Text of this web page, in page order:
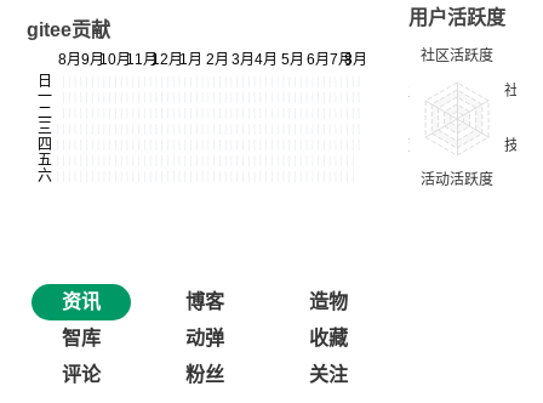
gitee贡献
用户活跃度
资讯 博客
造物
智库
动弹
收藏
评论
粉丝 关注